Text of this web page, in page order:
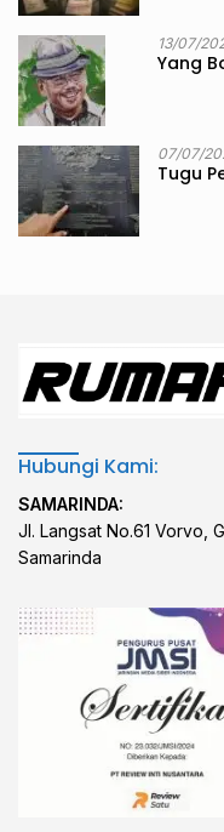
13/07/
Yang
07/07/
Tugu
Hubungi Kami:
SAMARINDA:
Jl. Langsat No.61 Vorvo,
Samarinda